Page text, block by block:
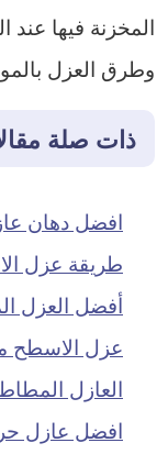
المخزنة فيها عند
وطرق العزل
ذات صلة
افضل دهان
طريقة عزل
أفضل العزل
عزل الاسطح
العازل
افضل عازل